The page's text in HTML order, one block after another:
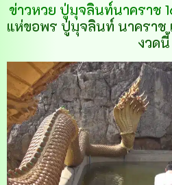
ข่าวหวย ปู่มุจลินท์นาคราช
แห่ขอพร ปู่มุจลินท์ นาคราช
งวดนี้